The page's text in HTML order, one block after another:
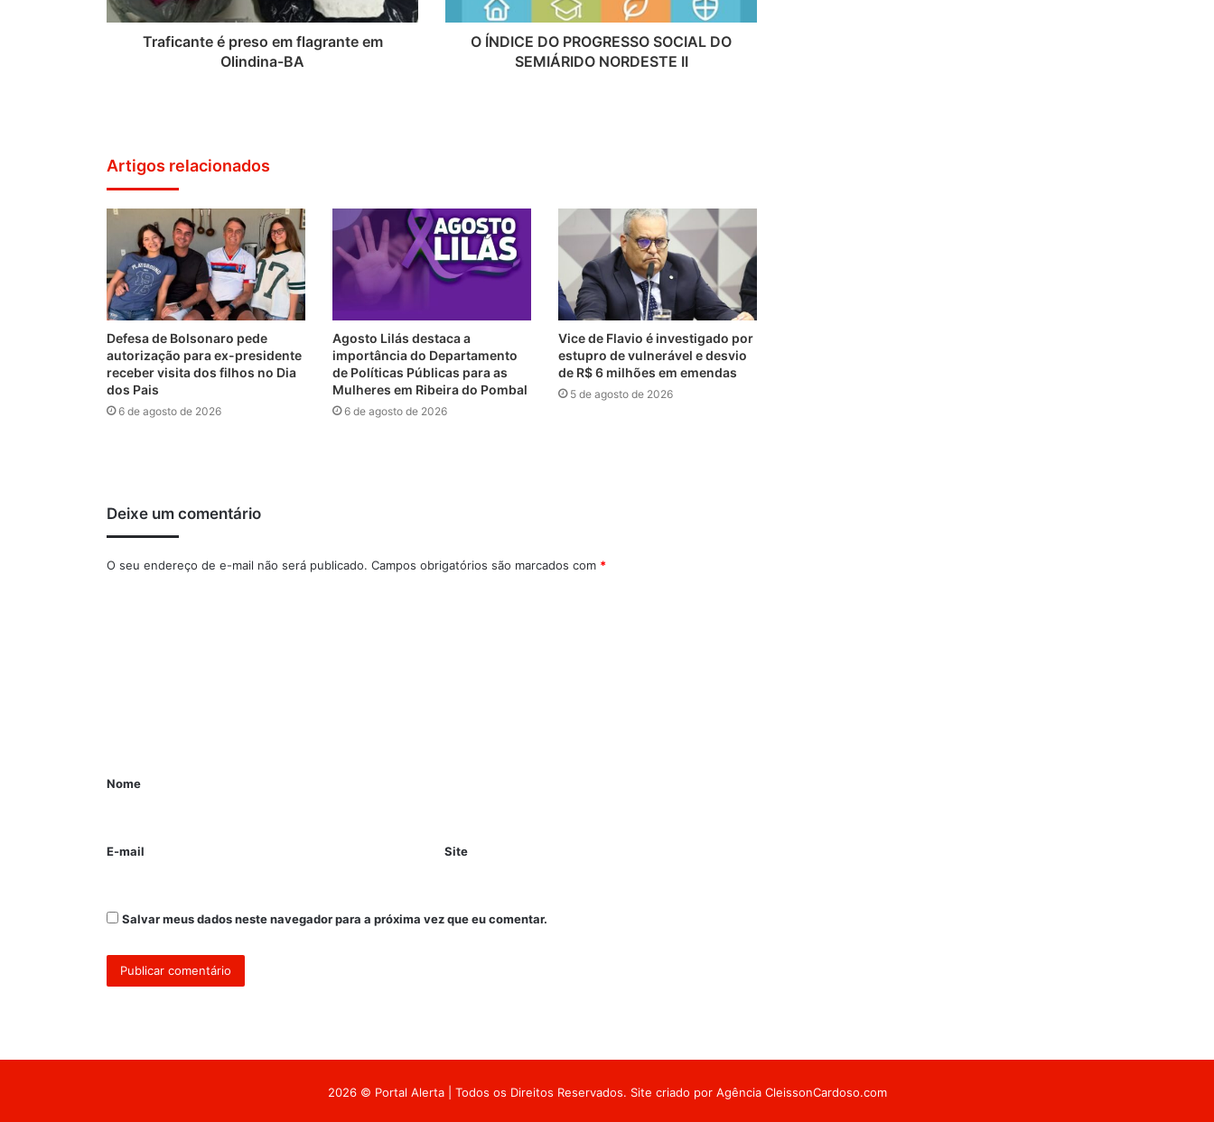
Traficante é preso em flagrante em
Olindina-BA
O ÍNDICE DO PROGRESSO SOCIAL DO
SEMIÁRIDO NORDESTE II
Artigos relacionados
Defesa de Bolsonaro pede
autorização para ex-presidente
receber visita dos filhos no Dia
dos Pais
6 de agosto de 2026
Agosto Lilás destaca a
importância do Departamento
de Políticas Públicas para as
Mulheres em Ribeira do Pombal
6 de agosto de 2026
Vice de Flavio é investigado por
estupro de vulnerável e desvio
de R$ 6 milhões em emendas
5 de agosto de 2026
Deixe um comentário
O seu endereço de e-mail não será publicado. Campos obrigatórios são marcados com *
Nome
E-mail Site
Salvar meus dados neste navegador para a próxima vez que eu comentar.
2026 © Portal Alerta | Todos os Direitos Reservados. Site criado por Agência CleissonCardoso.com